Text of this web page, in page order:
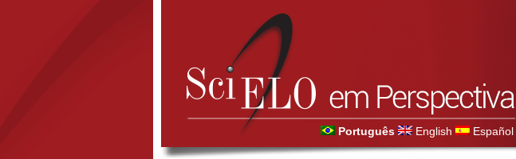
Português English Español